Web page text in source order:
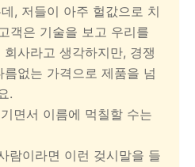
, 저들이 아주 헐값으로 치
객은 기술을 보고 우리를
사라고 생각하지만, 경쟁
없는 가격으로 제품을 넘
.
면서 이름에 먹칠할 수는
람이라면 이런 겆시말을 들